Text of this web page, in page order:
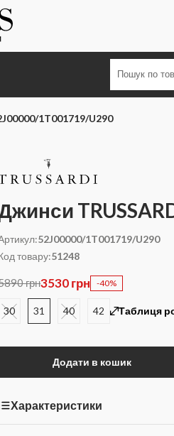
1T001719/U290
52J00000/1T001719/U290
товару:51248
грн3530 грн -40%
30 31 40 42 Таблиця
Додати в кошик
Характеристики